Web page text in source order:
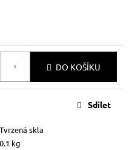
DO KOŠÍKU
Tvrzená skla
0.1 kg
Sdílet